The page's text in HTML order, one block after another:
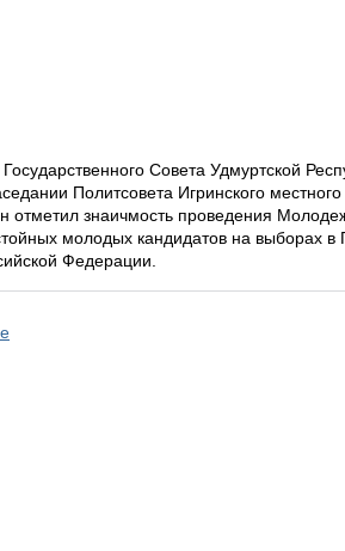
Совета Удмуртской
Политсовета Игринского
отметил знаичмость проведения
молодых кандидатов на выборах
Федерации.